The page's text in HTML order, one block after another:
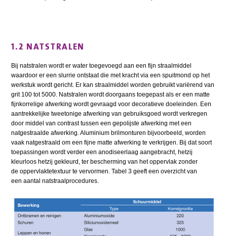
1.2 NATSTRALEN
Bij natstralen wordt er water toegevoegd aan een fijn straalmiddel
waardoor er een slurrie ontstaat die met kracht via een spuitmond op het
werkstuk wordt gericht. Er kan straalmiddel worden gebruikt variërend van
grit 100 tot 5000. Natstralen wordt doorgaans toegepast als er een matte
fijnkorrelige afwerking wordt gevraagd voor decoratieve doeleinden. Een
aantrekkelijke tweetonige afwerking van gebruiksgoed wordt verkregen
door middel van contrast tussen een gepolijste afwerking met een
natgestraalde afwerking. Aluminium brilmonturen bijvoorbeeld, worden
vaak natgestraald om een fijne matte afwerking te verkrijgen. Bij dat soort
toepassingen wordt verder een anodiseerlaag aangebracht, hetzij
kleurloos hetzij gekleurd, ter bescherming van het oppervlak zonder
de oppervlaktetextuur te vervormen. Tabel 3 geeft een overzicht van
een aantal natstraalprocedures.